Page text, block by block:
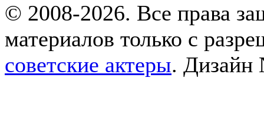
© 2008-2026. Все права
материалов только с
советские актеры. Дизайн